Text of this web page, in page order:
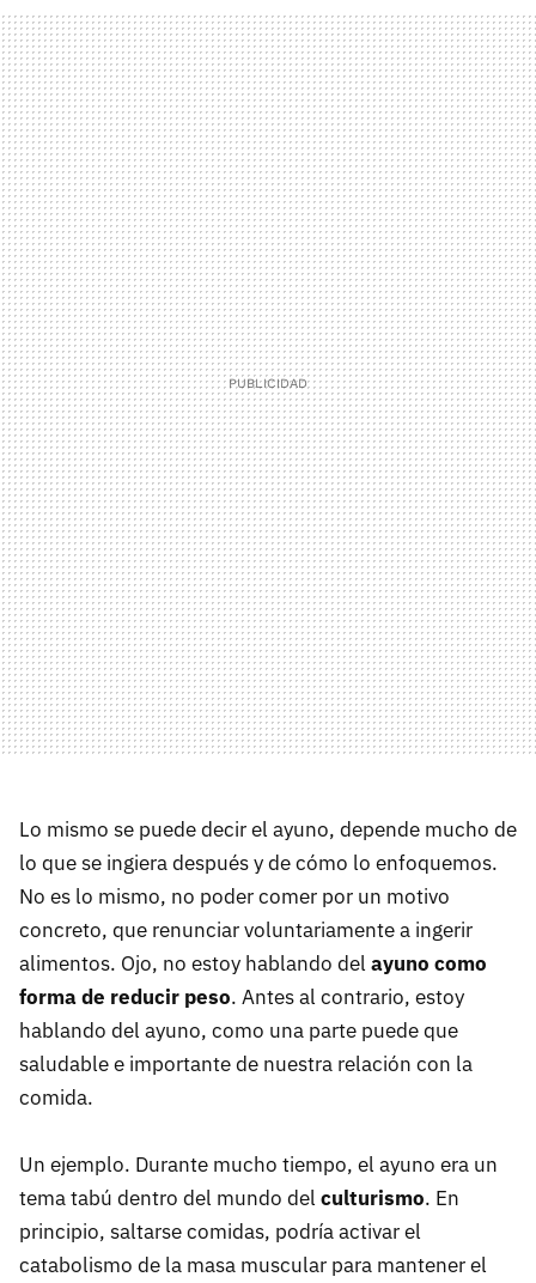
Lo mismo se puede decir el ayuno, depende mucho de
lo que se ingiera después y de cómo lo enfoquemos.
No es lo mismo, no poder comer por un motivo
concreto, que renunciar voluntariamente a ingerir
alimentos. Ojo, no estoy hablando del ayuno como
forma de reducir peso. Antes al contrario, estoy
hablando del ayuno, como una parte puede que
saludable e importante de nuestra relación con la
comida.
Un ejemplo. Durante mucho tiempo, el ayuno era un
tema tabú dentro del mundo del culturismo. En
principio, saltarse comidas, podría activar el
catabolismo de la masa muscular para mantener el